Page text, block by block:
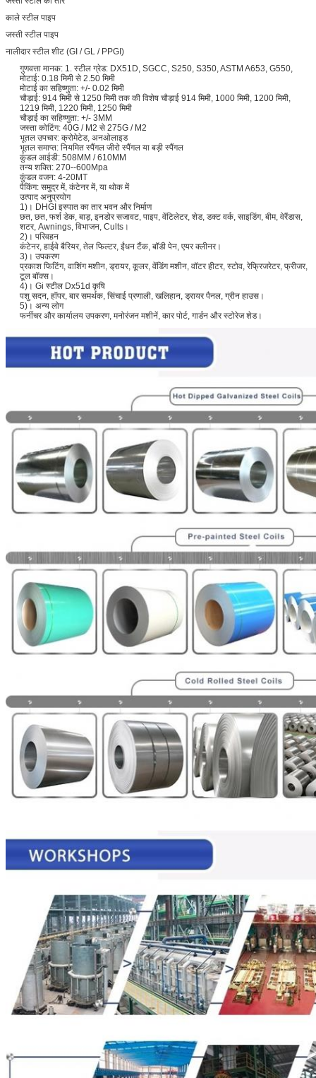
काले स्टील पाइप
जस्ती स्टील पाइप
नालीदार स्टील शीट (GI / GL / PPGI)
गुणवत्ता मानक: 1. स्टील ग्रेड: DX51D, SGCC, S250, S350, ASTM A653, G550,
मोटाई: 0.18 मिमी से 2.50 मिमी
मोटाई का सहिष्णुता: +/- 0.02 मिमी
चौड़ाई: 914 मिमी से 1250 मिमी तक की विशेष चौड़ाई 914 मिमी, 1000 मिमी, 1200 मिमी,
1219 मिमी, 1220 मिमी, 1250 मिमी
चौड़ाई का सहिष्णुता: +/- 3MM
जस्ता कोटिंग: 40G / M2 से 275G / M2
भूतल उपचार: क्रोमेटेड, अनओलाइड
भूतल समाप्त: नियमित स्पैंगल जीरो स्पैंगल या बड़ी स्पैंगल
कुंडल आईडी: 508MM / 610MM
तन्य शक्ति: 270--600Mpa
कुंडल वजन: 4-20MT
पैकिंग: समुद्र में, कंटेनर में, या थोक में
उत्पाद अनुप्रयोग
1)। DHGI इस्पात का तार भवन और निर्माण
छत, छत, फर्श डेक, बाड़, इनडोर सजावट, पाइप, वेंटिलेटर, शेड, डक्ट वर्क, साइडिंग, बीम, वेरैंडास,
शटर, Awnings, विभाजन, Cults।
2)। परिवहन
कंटेनर, हाईवे बैरियर, तेल फिल्टर, ईंधन टैंक, बॉडी पेन, एयर क्लीनर।
3)। उपकरण
प्रकाश फिटिंग, वाशिंग मशीन, ड्रायर, कूलर, वेंडिंग मशीन, वॉटर हीटर, स्टोव, रेफ्रिजरेटर, फ्रीजर,
टूल बॉक्स।
4)। Gi स्टील Dx51d कृषि
पशु सदन, हॉपर, बार समर्थक, सिंचाई प्रणाली, खलिहान, ड्रायर पैनल, ग्रीन हाउस।
5)। अन्य लोग
फर्नीचर और कार्यालय उपकरण, मनोरंजन मशीनें, कार पोर्ट, गार्डन और स्टोरेज शेड।